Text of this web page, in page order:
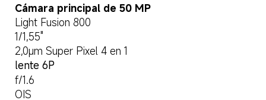
Cámara principal de 50 MP
Light Fusion 800
1/1,55"
2,0μm Super Pixel 4 en 1
lente 6P
f/1.6
OIS